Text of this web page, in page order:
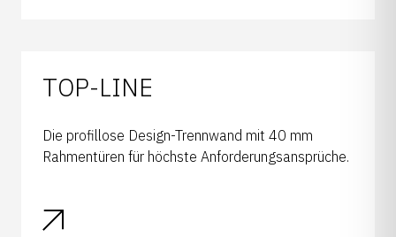
TOP-LINE
Die profillose Design-Trennwand mit 40 mm
Rahmentüren für höchste Anforderungsansprüche.